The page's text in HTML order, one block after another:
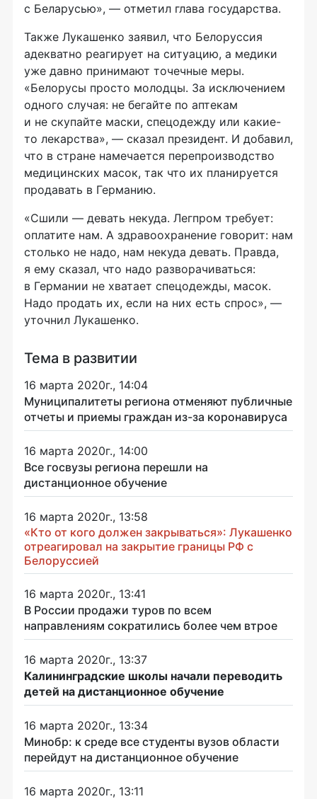
с Беларусью», — отметил глава государства.
Также Лукашенко заявил, что Белоруссия
адекватно реагирует на ситуацию, а медики
уже давно принимают точечные меры.
«Белорусы просто молодцы. За исключением
одного случая: не бегайте по аптекам
и не скупайте маски, спецодежду или какие-
то лекарства», — сказал президент. И добавил,
что в стране намечается перепроизводство
медицинских масок, так что их планируется
продавать в Германию.
«Сшили — девать некуда. Легпром требует:
оплатите нам. А здравоохранение говорит: нам
столько не надо, нам некуда девать. Правда,
я ему сказал, что надо разворачиваться:
в Германии не хватает спецодежды, масок.
Надо продать их, если на них есть спрос», —
уточнил Лукашенко.
Тема в развитии
16 марта 2020г., 14:04
Муниципалитеты региона отменяют публичные
отчеты и приемы граждан из-за коронавируса
16 марта 2020г., 14:00
Все госвузы региона перешли на
дистанционное обучение
16 марта 2020г., 13:58
«Кто от кого должен закрываться»: Лукашенко
отреагировал на закрытие границы РФ с
Белоруссией
16 марта 2020г., 13:41
В России продажи туров по всем
направлениям сократились более чем втрое
16 марта 2020г., 13:37
Калининградские школы начали переводить
детей на дистанционное обучение
16 марта 2020г., 13:34
Минобр: к среде все студенты вузов области
перейдут на дистанционное обучение
16 марта 2020г., 13:11